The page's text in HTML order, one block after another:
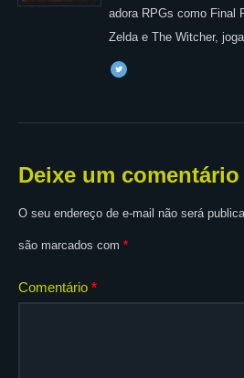
adora RPGs como Final
Zelda e The Witcher,
Deixe um comentário
O seu endereço de e-mail não será
são marcados com *
Comentário *